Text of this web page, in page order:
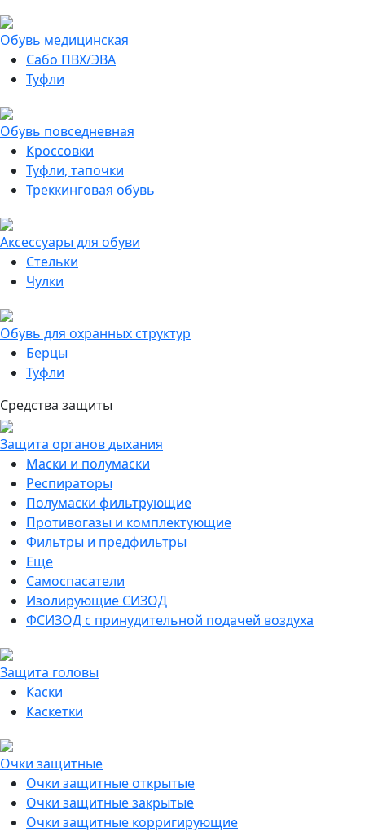
Обувь медицинская
Сабо ПВХ/ЭВА
Туфли
Обувь повседневная
Кроссовки
Туфли, тапочки
Треккинговая обувь
Аксессуары для обуви
Стельки
Чулки
Обувь для охранных структур
Берцы
Туфли
Средства защиты
Защита органов дыхания
Маски и полумаски
Респираторы
Полумаски фильтрующие
Противогазы и комплектующие
Фильтры и предфильтры
Еще
Самоспасатели
Изолирующие СИЗОД
ФСИЗОД с принудительной подачей воздуха
Защита головы
Каски
Каскетки
Очки защитные
Очки защитные открытые
Очки защитные закрытые
Очки защитные корригирующие